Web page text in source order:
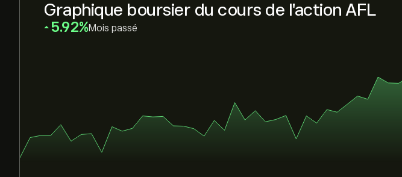
Graphique boursier du cours de l'action AFL
‎5.92‎ Mois passé